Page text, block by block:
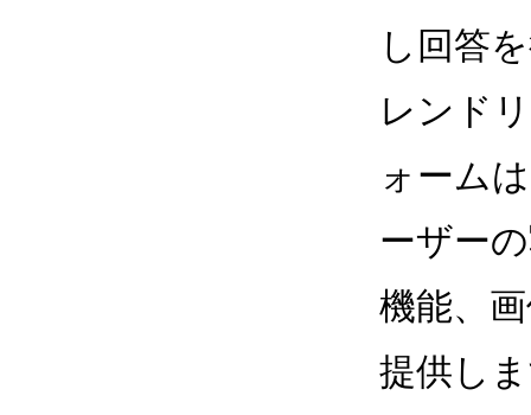
し回答
レンド
ォーム
ーザー
機能、
提供し